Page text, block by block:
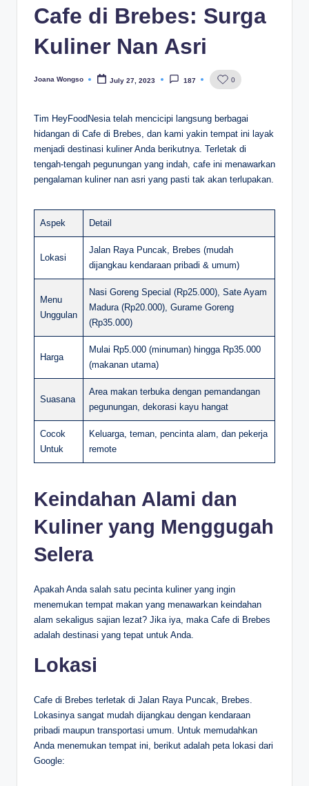
Cafe di Brebes: Surga
Kuliner Nan Asri
Posted
Joana Wongso July 27, 2023 187 0
Tim HeyFoodNesia telah mencicipi langsung berbagai
hidangan di Cafe di Brebes, dan kami yakin tempat ini layak
menjadi destinasi kuliner Anda berikutnya. Terletak di
tengah-tengah pegunungan yang indah, cafe ini menawarkan
pengalaman kuliner nan asri yang pasti tak akan terlupakan.
Aspek Detail
Lokasi
Jalan Raya Puncak, Brebes (mudah
dijangkau kendaraan pribadi & umum)
Menu
Unggulan
Nasi Goreng Special (Rp25.000), Sate Ayam
Madura (Rp20.000), Gurame Goreng
(Rp35.000)
Harga
Mulai Rp5.000 (minuman) hingga Rp35.000
(makanan utama)
Suasana
Area makan terbuka dengan pemandangan
pegunungan, dekorasi kayu hangat
Cocok
Untuk
Keluarga, teman, pencinta alam, dan pekerja
remote
Keindahan Alami dan
Kuliner yang Menggugah
Selera
Apakah Anda salah satu pecinta kuliner yang ingin
menemukan tempat makan yang menawarkan keindahan
alam sekaligus sajian lezat? Jika iya, maka Cafe di Brebes
adalah destinasi yang tepat untuk Anda.
Lokasi
Cafe di Brebes terletak di Jalan Raya Puncak, Brebes.
Lokasinya sangat mudah dijangkau dengan kendaraan
pribadi maupun transportasi umum. Untuk memudahkan
Anda menemukan tempat ini, berikut adalah peta lokasi dari
Google: